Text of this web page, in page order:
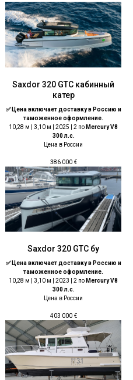
Saxdor 320 GTС кабинный
катер
✅ Цена включает доставку в Россию и
таможенное оформление.
10,28 м | 3,10 м | 2025 | 2 по Mercury V8
300 л.с.
Цена в России
386 000 €
Saxdor 320 GTС бу
✅ Цена включает доставку в Россию и
таможенное оформление.
10,28 м | 3,10 м | 2023 | 2 по Mercury V8
300 л.с.
Цена в России
403 000 €